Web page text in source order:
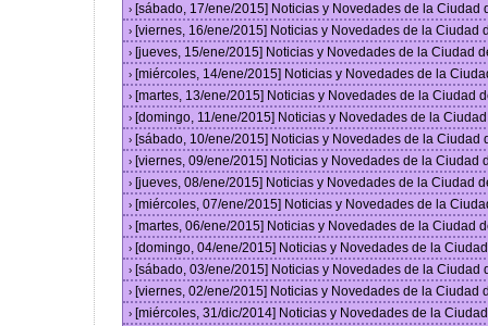
› [sábado, 17/ene/2015] Noticias y Novedades de la Ciudad
› [viernes, 16/ene/2015] Noticias y Novedades de la Ciudad
› [jueves, 15/ene/2015] Noticias y Novedades de la Ciudad
› [miércoles, 14/ene/2015] Noticias y Novedades de la
› [martes, 13/ene/2015] Noticias y Novedades de la Ciudad
› [domingo, 11/ene/2015] Noticias y Novedades de la
› [sábado, 10/ene/2015] Noticias y Novedades de la Ciudad
› [viernes, 09/ene/2015] Noticias y Novedades de la Ciudad
› [jueves, 08/ene/2015] Noticias y Novedades de la Ciudad
› [miércoles, 07/ene/2015] Noticias y Novedades de la
› [martes, 06/ene/2015] Noticias y Novedades de la Ciudad
› [domingo, 04/ene/2015] Noticias y Novedades de la
› [sábado, 03/ene/2015] Noticias y Novedades de la Ciudad
› [viernes, 02/ene/2015] Noticias y Novedades de la Ciudad
› [miércoles, 31/dic/2014] Noticias y Novedades de la